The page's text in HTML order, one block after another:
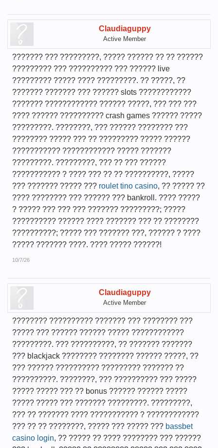
Claudiaguppy
Active Member
??????? ??? ?????????, ????? ?????? ?? ?? ??????
????????? ??? ?????????? ??? ?????? live
????????? ????? ???? ?????????. ?? ?????, ??
??????? ??????? ??? ?????? slots ????????????
??????? ???????????? ?????? ?????, ??? ??? ???
???? ?????? ?????????? crash games ?????? ?????
?????????. ????????, ??? ?????? ???????? ???
???????? ????? ??? ?? ????????? ????? ??????
??????????? ???????????? ????? ???????
?????????. ?????????, ??? ?? ??? ??????
??????????? ? ???? ??? ?? ?? ??????????, ?????
??? ??????? ????? ??? roulet tino casino, ?? ????? ??
???? ???????? ??? ?????? ??? bankroll. ???? ?????
? ????? ??? ??? ??? ??????? ?????????; ?????
?????????? ?????? ???? ??????? ??? ?? ????????
??????????; ????? ??? ??????? ???, ?????? ? ????
????? ??????? ????. ???? ????? ??????!
10/7/26
Claudiaguppy
Active Member
???????? ?????????? ??????? ??? ???????? ???
????? ??? ?????? ?????? ????? ????????????
?????????. ??? ??????????, ?? ??????? ???????
??? blackjack ???????? ???????? ?????? ?????, ??
??? ?????? ?????????? ????????? ??????? ??
??????????. ????????, ??? ?????????? ??? ?????
????? ????? ??? ?? bonus ?????? ?????? ?????
????? ????? ??? ??????? ?????????. ?????????,
??? ?? ??????? ???? ??????????? ? ????????????
??? ?? ?? ????????, ????? ??? ????? ??? bassbet
casino login, ?? ????? ?? ???? ???????? ??? ??????